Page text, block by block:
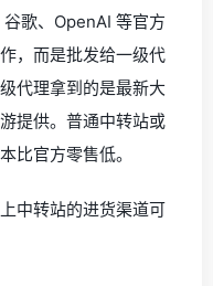
歌、OpenAI 等官方
，而是批发给一级代
代理拿到的是最新大
提供。普通中转站或
比官方零售低。
中转站的进货渠道可